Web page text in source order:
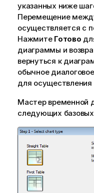
указанных ниже
Перемещение
осуществляется с
Нажмите Готово
диаграммы и
вернуться к
обычное
для
Мастер временной
следующих